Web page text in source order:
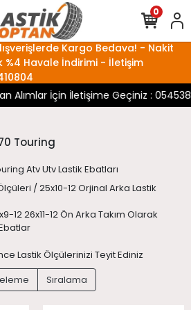
Kargo Bedava! - Nakit
%4 Havale İndirimi - İletişim
Alımlar İçin İletişime Geçiniz :
0
Touring
Atv Utv Lastik Ebatları
/ 25x10-12 Orjinal Arka Lastik
12 26x11-12 Ön Arka Takım Olarak
Lastik Ölçülerinizi Teyit Ediniz
Sıralama